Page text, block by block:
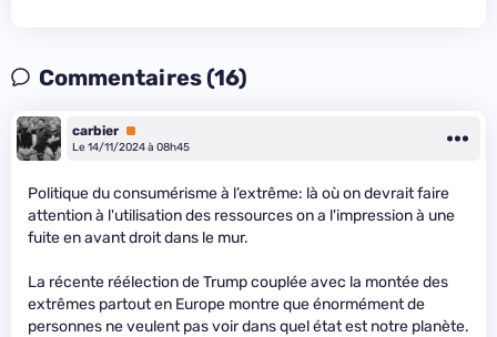
Commentaires (16)
carbier Premium
Le 14/11/2024 à 08h45
Politique du consumérisme à l’extrême: là où on devrait faire
attention à l'utilisation des ressources on a l'impression à une
fuite en avant droit dans le mur.
La récente réélection de Trump couplée avec la montée des
extrêmes partout en Europe montre que énormément de
personnes ne veulent pas voir dans quel état est notre planète.